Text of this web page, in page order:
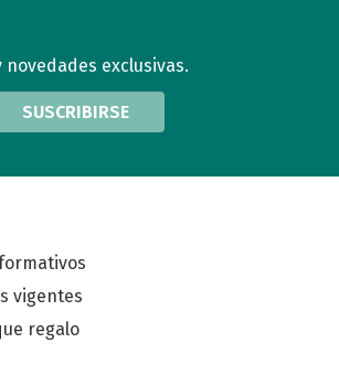
exclusivas.
SUSCRIBIRSE
vigentes
regalo